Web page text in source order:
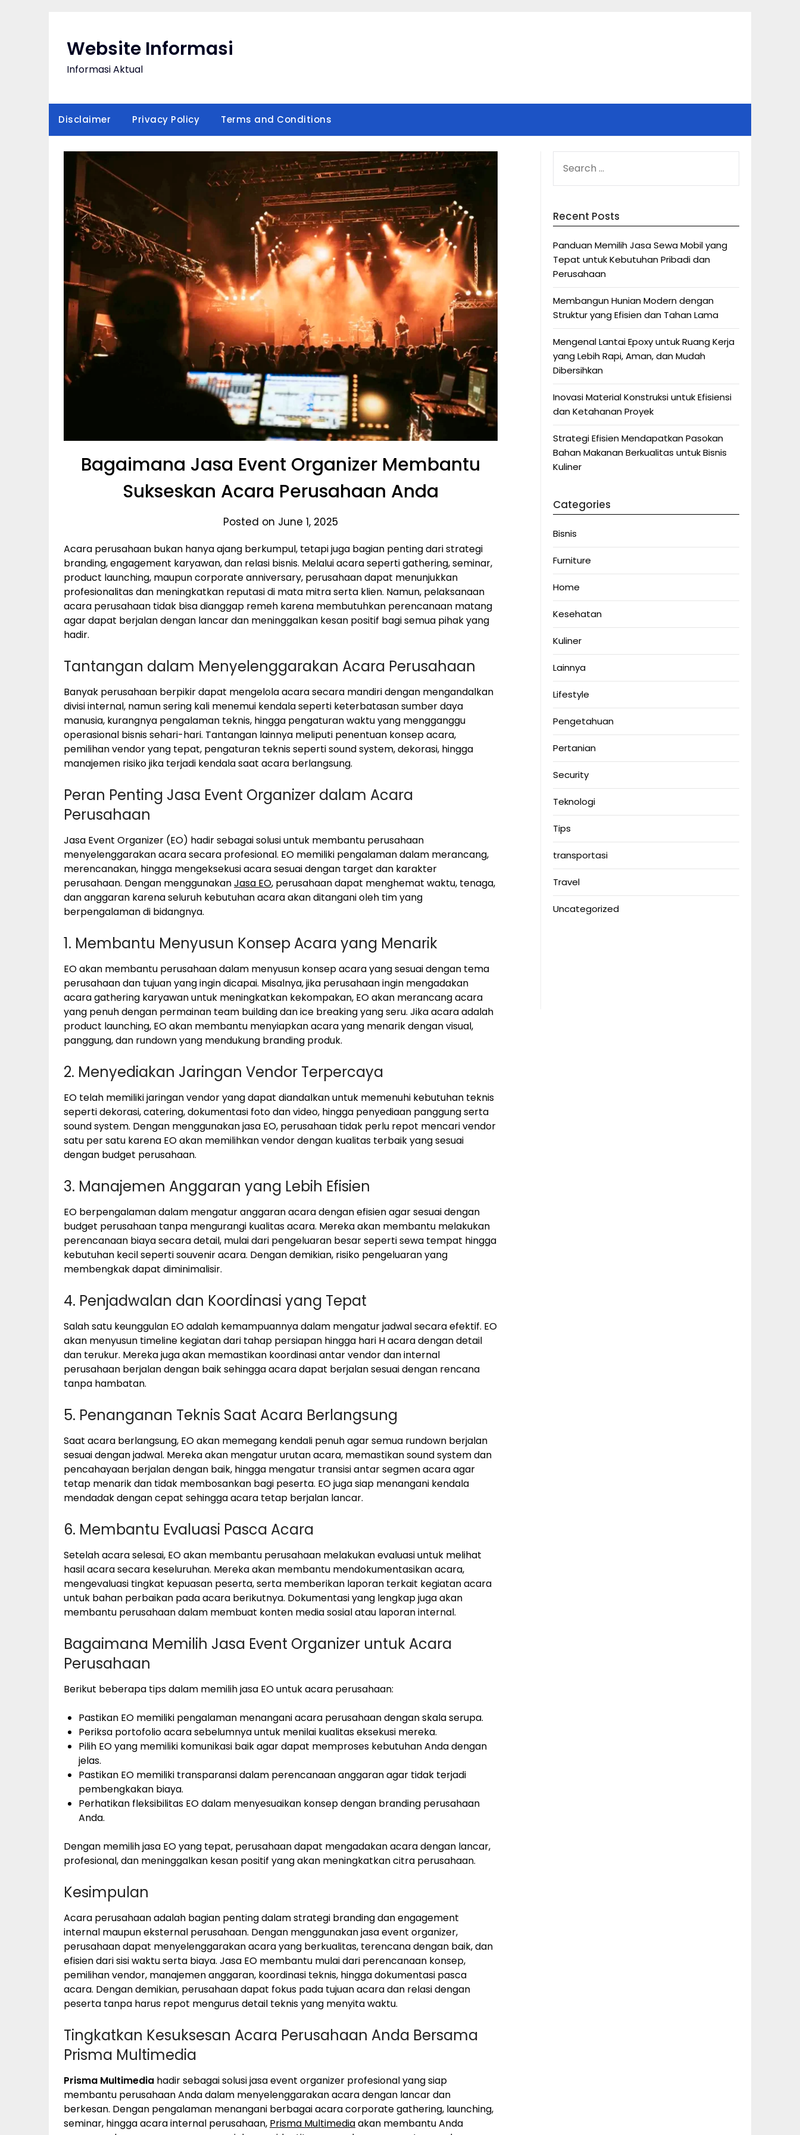
Website Informasi
Informasi Aktual
Disclaimer Privacy Policy Terms and Conditions
Bagaimana Jasa Event Organizer Membantu
Sukseskan Acara Perusahaan Anda
Posted on June 1, 2025
Acara perusahaan bukan hanya ajang berkumpul, tetapi juga bagian penting dari strategi
branding, engagement karyawan, dan relasi bisnis. Melalui acara seperti gathering, seminar,
product launching, maupun corporate anniversary, perusahaan dapat menunjukkan
profesionalitas dan meningkatkan reputasi di mata mitra serta klien. Namun, pelaksanaan
acara perusahaan tidak bisa dianggap remeh karena membutuhkan perencanaan matang
agar dapat berjalan dengan lancar dan meninggalkan kesan positif bagi semua pihak yang
hadir.
Tantangan dalam Menyelenggarakan Acara Perusahaan
Banyak perusahaan berpikir dapat mengelola acara secara mandiri dengan mengandalkan
divisi internal, namun sering kali menemui kendala seperti keterbatasan sumber daya
manusia, kurangnya pengalaman teknis, hingga pengaturan waktu yang mengganggu
operasional bisnis sehari-hari. Tantangan lainnya meliputi penentuan konsep acara,
pemilihan vendor yang tepat, pengaturan teknis seperti sound system, dekorasi, hingga
manajemen risiko jika terjadi kendala saat acara berlangsung.
Peran Penting Jasa Event Organizer dalam Acara
Perusahaan
Jasa Event Organizer (EO) hadir sebagai solusi untuk membantu perusahaan
menyelenggarakan acara secara profesional. EO memiliki pengalaman dalam merancang,
merencanakan, hingga mengeksekusi acara sesuai dengan target dan karakter
perusahaan. Dengan menggunakanJasa EO, perusahaan dapat menghemat waktu, tenaga,
dan anggaran karena seluruh kebutuhan acara akan ditangani oleh tim yang
berpengalaman di bidangnya.
1. Membantu Menyusun Konsep Acara yang Menarik
EO akan membantu perusahaan dalam menyusun konsep acara yang sesuai dengan tema
perusahaan dan tujuan yang ingin dicapai. Misalnya, jika perusahaan ingin mengadakan
acara gathering karyawan untuk meningkatkan kekompakan, EO akan merancang acara
yang penuh dengan permainan team building dan ice breaking yang seru. Jika acara adalah
product launching, EO akan membantu menyiapkan acara yang menarik dengan visual,
panggung, dan rundown yang mendukung branding produk.
2. Menyediakan Jaringan Vendor Terpercaya
EO telah memiliki jaringan vendor yang dapat diandalkan untuk memenuhi kebutuhan teknis
seperti dekorasi, catering, dokumentasi foto dan video, hingga penyediaan panggung serta
sound system. Dengan menggunakan jasa EO, perusahaan tidak perlu repot mencari vendor
satu per satu karena EO akan memilihkan vendor dengan kualitas terbaik yang sesuai
dengan budget perusahaan.
3. Manajemen Anggaran yang Lebih Efisien
EO berpengalaman dalam mengatur anggaran acara dengan efisien agar sesuai dengan
budget perusahaan tanpa mengurangi kualitas acara. Mereka akan membantu melakukan
perencanaan biaya secara detail, mulai dari pengeluaran besar seperti sewa tempat hingga
kebutuhan kecil seperti souvenir acara. Dengan demikian, risiko pengeluaran yang
membengkak dapat diminimalisir.
4. Penjadwalan dan Koordinasi yang Tepat
Salah satu keunggulan EO adalah kemampuannya dalam mengatur jadwal secara efektif. EO
akan menyusun timeline kegiatan dari tahap persiapan hingga hari H acara dengan detail
dan terukur. Mereka juga akan memastikan koordinasi antar vendor dan internal
perusahaan berjalan dengan baik sehingga acara dapat berjalan sesuai dengan rencana
tanpa hambatan.
5. Penanganan Teknis Saat Acara Berlangsung
Saat acara berlangsung, EO akan memegang kendali penuh agar semua rundown berjalan
sesuai dengan jadwal. Mereka akan mengatur urutan acara, memastikan sound system dan
pencahayaan berjalan dengan baik, hingga mengatur transisi antar segmen acara agar
tetap menarik dan tidak membosankan bagi peserta. EO juga siap menangani kendala
mendadak dengan cepat sehingga acara tetap berjalan lancar.
6. Membantu Evaluasi Pasca Acara
Setelah acara selesai, EO akan membantu perusahaan melakukan evaluasi untuk melihat
hasil acara secara keseluruhan. Mereka akan membantu mendokumentasikan acara,
mengevaluasi tingkat kepuasan peserta, serta memberikan laporan terkait kegiatan acara
untuk bahan perbaikan pada acara berikutnya. Dokumentasi yang lengkap juga akan
membantu perusahaan dalam membuat konten media sosial atau laporan internal.
Bagaimana Memilih Jasa Event Organizer untuk Acara
Perusahaan
Berikut beberapa tips dalam memilih jasa EO untuk acara perusahaan:
Pastikan EO memiliki pengalaman menangani acara perusahaan dengan skala serupa.
Periksa portofolio acara sebelumnya untuk menilai kualitas eksekusi mereka.
Pilih EO yang memiliki komunikasi baik agar dapat memproses kebutuhan Anda dengan
jelas.
Pastikan EO memiliki transparansi dalam perencanaan anggaran agar tidak terjadi
pembengkakan biaya.
Perhatikan fleksibilitas EO dalam menyesuaikan konsep dengan branding perusahaan
Anda.
Dengan memilih jasa EO yang tepat, perusahaan dapat mengadakan acara dengan lancar,
profesional, dan meninggalkan kesan positif yang akan meningkatkan citra perusahaan.
Kesimpulan
Acara perusahaan adalah bagian penting dalam strategi branding dan engagement
internal maupun eksternal perusahaan. Dengan menggunakan jasa event organizer,
perusahaan dapat menyelenggarakan acara yang berkualitas, terencana dengan baik, dan
efisien dari sisi waktu serta biaya. Jasa EO membantu mulai dari perencanaan konsep,
pemilihan vendor, manajemen anggaran, koordinasi teknis, hingga dokumentasi pasca
acara. Dengan demikian, perusahaan dapat fokus pada tujuan acara dan relasi dengan
peserta tanpa harus repot mengurus detail teknis yang menyita waktu.
Tingkatkan Kesuksesan Acara Perusahaan Anda Bersama
Prisma Multimedia
Prisma Multimedia hadir sebagai solusi jasa event organizer profesional yang siap
membantu perusahaan Anda dalam menyelenggarakan acara dengan lancar dan
berkesan. Dengan pengalaman menangani berbagai acara corporate gathering, launching,
seminar, hingga acara internal perusahaan, Prisma Multimediaakan membantu Anda
FOR:
Recent Posts
Panduan Memilih Jasa Sewa Mobil yang
Tepat untuk Kebutuhan Pribadi dan
Perusahaan
Membangun Hunian Modern dengan
Struktur yang Efisien dan Tahan Lama
Mengenal Lantai Epoxy untuk Ruang Kerja
yang Lebih Rapi, Aman, dan Mudah
Dibersihkan
Inovasi Material Konstruksi untuk Efisiensi
dan Ketahanan Proyek
Strategi Efisien Mendapatkan Pasokan
Bahan Makanan Berkualitas untuk Bisnis
Kuliner
Categories
Bisnis
Furniture
Home
Kesehatan
Kuliner
Lainnya
Lifestyle
Pengetahuan
Pertanian
Security
Teknologi
Tips
transportasi
Travel
Uncategorized